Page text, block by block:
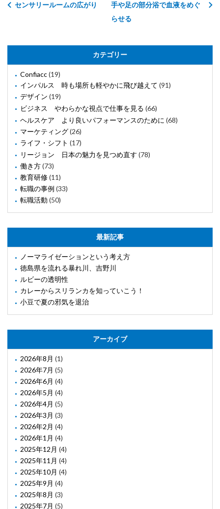
手や足の部分浴で血液をめぐ
らせる
センサリールームの広がり
カテゴリー
Confiacc(19)
インパルス 時も場所も軽やかに飛び越えて (91)
デザイン (19)
ビジネス やわらかな視点で仕事を見る (66)
ヘルスケア より良いパフォーマンスのために (68)
マーケティング(26)
ライフ・シフト (17)
リージョン 日本の魅力を見つめ直す (78)
働き方(73)
教育研修(11)
転職の事例 (33)
転職活動 (50)
最新記事
ノーマライゼーションという考え方
徳島県を流れる暴れ川、吉野川
ルビーの透明性
カレーからスリランカを知っていこう！
小豆で夏の邪気を退治
アーカイブ
2026年8月 (1)
2026年7月 (5)
2026年6月 (4)
2026年5月 (4)
2026年4月 (5)
2026年3月 (3)
2026年2月 (4)
2026年1月 (4)
2025年12月 (4)
2025年11月 (4)
2025年10月 (4)
2025年9月 (4)
2025年8月 (3)
2025年7月 (5)